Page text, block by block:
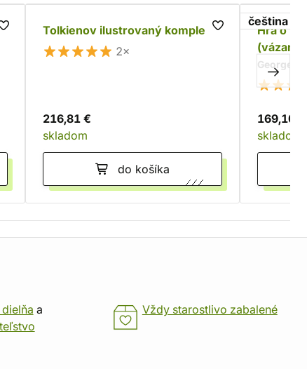
Tolkienov ilustrovaný komplet
2×
216,81 €
skladom
do košíka
čeština
Hra o
(vázané)
George
169,10 €
skladom
a
Vždy starostlivo zabalené